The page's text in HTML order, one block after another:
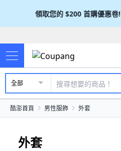
領取您的 $200 首購優惠卷!
全部
酷澎首頁 男性服飾 外套
外套